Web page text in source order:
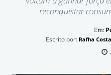
reconquistar
Em:
Escrito por: Rafha Costa